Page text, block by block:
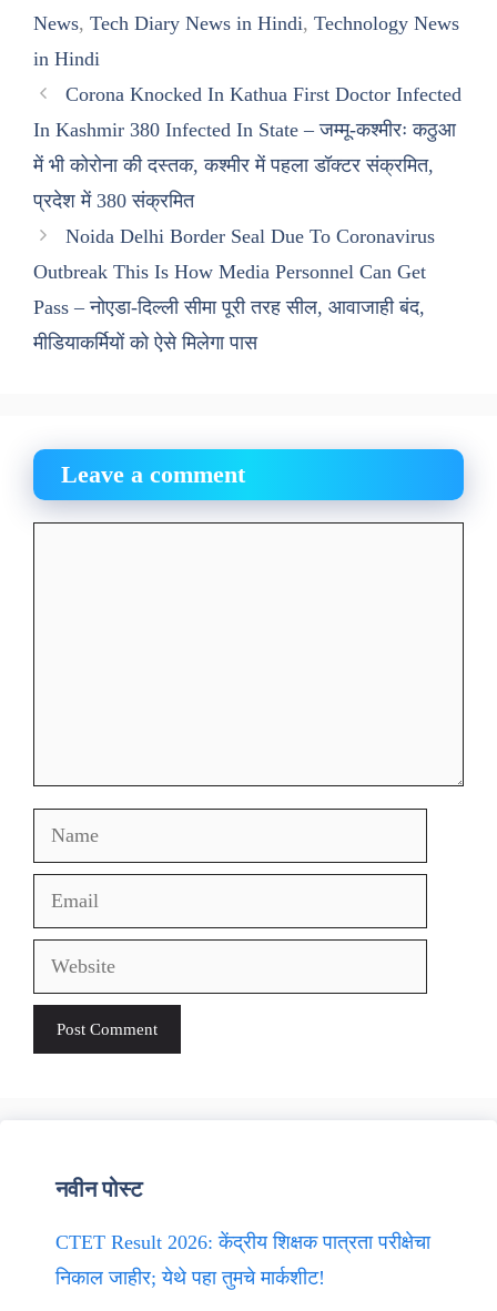
News, Tech Diary News in Hindi, Technology News
in Hindi
Corona Knocked In Kathua First Doctor Infected
In Kashmir 380 Infected In State – जम्मू-कश्मीरः कठुआ
में भी कोरोना की दस्तक, कश्मीर में पहला डॉक्टर संक्रमित,
प्रदेश में 380 संक्रमित
Noida Delhi Border Seal Due To Coronavirus
Outbreak This Is How Media Personnel Can Get
Pass – नोएडा-दिल्ली सीमा पूरी तरह सील, आवाजाही बंद,
मीडियाकर्मियों को ऐसे मिलेगा पास
Leave a comment
Name
Email
Website
नवीन पोस्ट
CTET Result 2026: केंद्रीय शिक्षक पात्रता परीक्षेचा
निकाल जाहीर; येथे पहा तुमचे मार्कशीट!